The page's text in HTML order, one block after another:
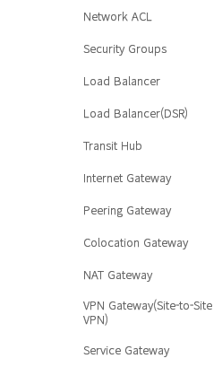
Network ACL
Security Groups
Load Balancer
Load Balancer(DSR)
Transit Hub
Internet Gateway
Peering Gateway
Colocation Gateway
NAT Gateway
VPN Gateway(Site-to-Site
VPN)
Service Gateway